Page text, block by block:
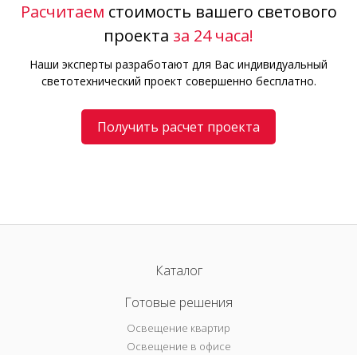
Расчитаем стоимость вашего светового
проекта за 24 часа!
Наши эксперты разработают для Вас индивидуальный
светотехнический проект совершенно бесплатно.
Получить расчет проекта
Каталог
Готовые решения
Освещение квартир
Освещение в офисе